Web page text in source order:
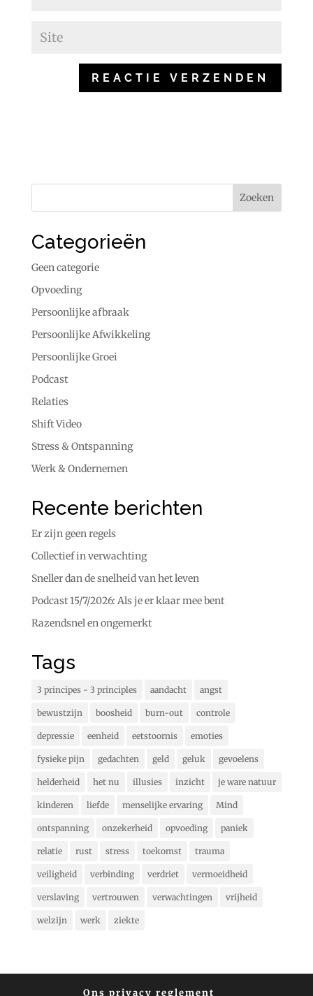
Categorieën
Geen categorie
Opvoeding
Persoonlijke afbraak
Persoonlijke Afwikkeling
Persoonlijke Groei
Podcast
Relaties
Shift Video
Stress & Ontspanning
Werk & Ondernemen
Recente berichten
Er zijn geen regels
Collectief in verwachting
Sneller dan de snelheid van het leven
Podcast 15/7/2026: Als je er klaar mee bent
Razendsnel en ongemerkt
Tags
3 principes - 3 principles aandacht angst
bewustzijn boosheid burn-out controle
depressie eenheid eetstoornis emoties
fysieke pijn gedachten geld geluk gevoelens
helderheid het nu illusies inzicht je ware natuur
kinderen liefde menselijke ervaring Mind
ontspanning onzekerheid opvoeding paniek
relatie rust stress toekomst trauma
veiligheid verbinding verdriet vermoeidheid
verslaving vertrouwen verwachtingen vrijheid
welzijn werk ziekte
Ons privacy reglement